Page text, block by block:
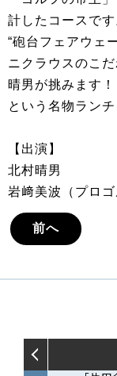
計したコースです
“砲台フェアウェ
ニクラウスのこ
晴男が挑みます
という名物ランチ
【出演】
北村晴男
岩﨑美波（プロゴ
前へ